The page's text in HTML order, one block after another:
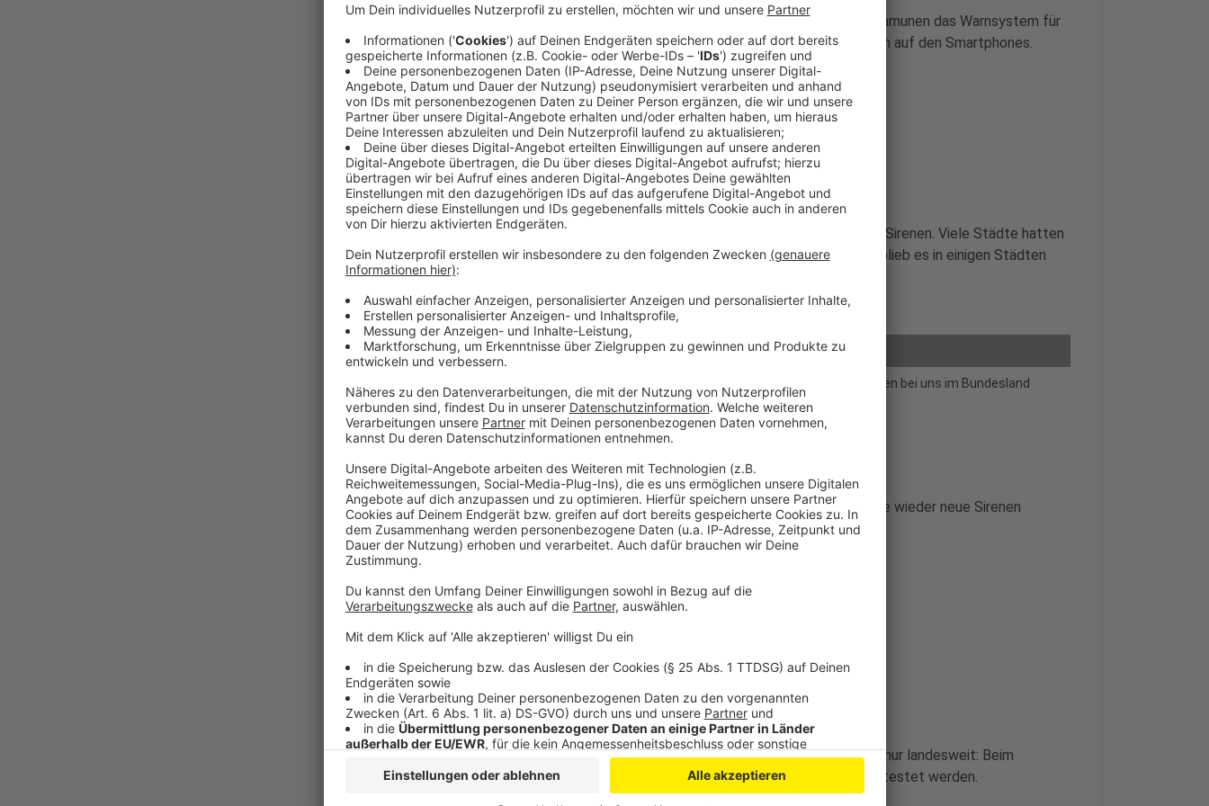
Beim zweiten landesweiten Warntag haben Feuerwehren und Kommunen das Warnsystem für
den Katastrophenfall getestet. Darunter auch die Warnmeldungen auf den Smartphones.
Anzeige
Land setzt wieder auf Sirenen
Anzeige
NRW-Innenminister Reul setzt aber vor allem auf die Wirkung der Sirenen. Viele Städte hatten
sie in den 90er Jahren aus Kostengründen abgeschafft. Deshalb blieb es in einigen Städten
Anzeige
©Narciandi
NRW-Innenminister Reul setzt auch in Zukunft darauf, dass die Sirenen bei uns im Bundesland
aktiv bleiben.
Anzeige
Das Land hat den Kommunen 20 Millionen Euro gegeben, damit sie wieder neue Sirenen
anschaffen. Innerhalb eines Jahres
Anzeige
Der nächste Warntag wird bundesweit
Anzeige
Im nächsten Jahr soll es wieder einen Warntag geben. Aber nicht nur landesweit: Beim
nächsten Mal sollen bundesweit alle Sirenen zur gleichen Zeit getestet werden.